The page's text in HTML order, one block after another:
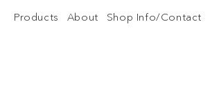
Products About Shop Info/Contact